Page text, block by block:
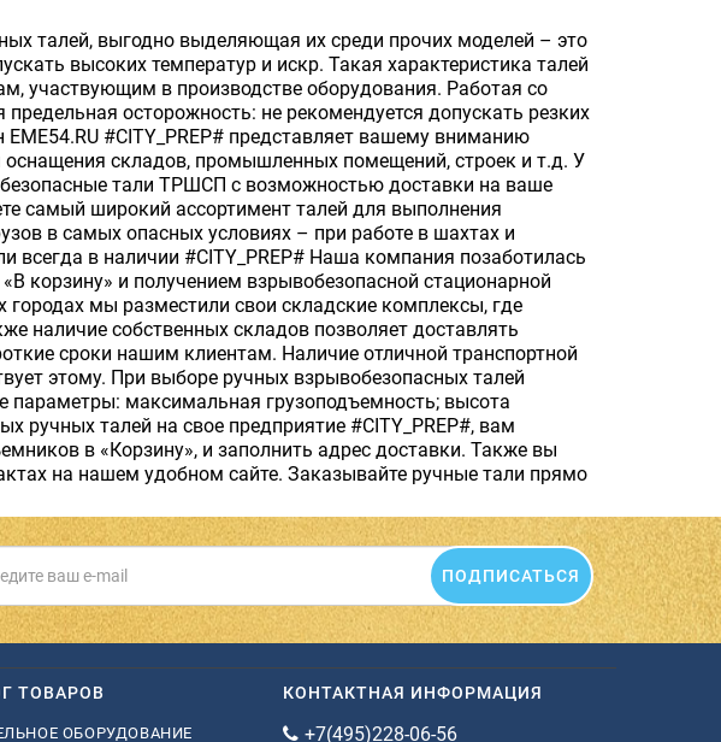
талей, выгодно выделяющая их среди прочих моделей – это
высоких температур и искр. Такая характеристика талей
участвующим в производстве оборудования. Работая со
осторожность: не рекомендуется допускать резких
#CITY_PREP# представляет вашему вниманию
складов, промышленных помещений, строек и т.д. У
тали ТРШСП с возможностью доставки на ваше
самый широкий ассортимент талей для выполнения
в самых опасных условиях – при работе в шахтах и
всегда в наличии #CITY_PREP# Наша компания позаботилась
корзину» и получением взрывобезопасной стационарной
мы разместили свои складские комплексы, где
наличие собственных складов позволяет доставлять
сроки нашим клиентам. Наличие отличной транспортной
этому. При выборе ручных взрывобезопасных талей
максимальная грузоподъемность; высота
ручных талей на свое предприятие #CITY_PREP#, вам
в «Корзину», и заполнить адрес доставки. Также вы
на нашем удобном сайте. Заказывайте ручные тали прямо
ПОДПИСАТЬСЯ
ТОВАРОВ
ОБОРУДОВАНИЕ
КОНТАКТНАЯ ИНФОРМАЦИЯ
+7(495)228-06-56